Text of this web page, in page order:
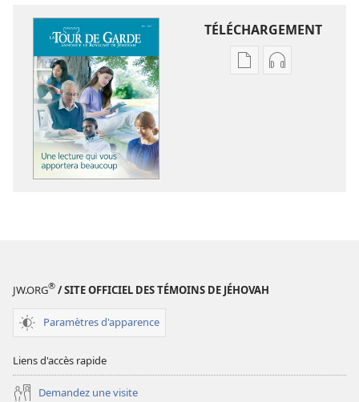
TÉLÉCHARGEMENT
OptionsOptions
JW.ORG® / SITE OFFICIEL DES TÉMOINS DE JÉHOVAH
Paramètres d'apparence
Liens d'accès rapide
Demandez une visite